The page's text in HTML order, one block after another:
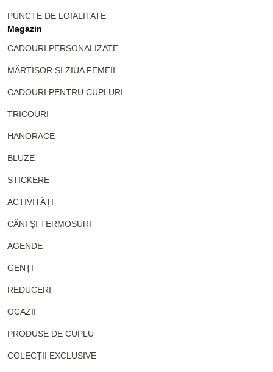
PUNCTE DE LOIALITATE
Magazin
CADOURI PERSONALIZATE
MĂRȚIȘOR ȘI ZIUA FEMEII
CADOURI PENTRU CUPLURI
TRICOURI
HANORACE
BLUZE
STICKERE
ACTIVITĂȚI
CĂNI ȘI TERMOSURI
AGENDE
GENȚI
REDUCERI
OCAZII
PRODUSE DE CUPLU
COLECȚII EXCLUSIVE